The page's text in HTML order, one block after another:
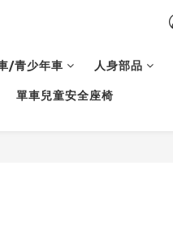
/青少年車 人身部品
單車兒童安全座椅